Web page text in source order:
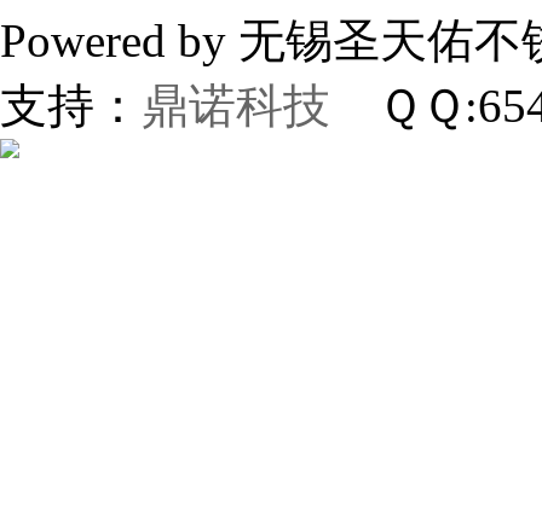
Powered by 无锡圣天
支持： 鼎诺科技 ＱＱ